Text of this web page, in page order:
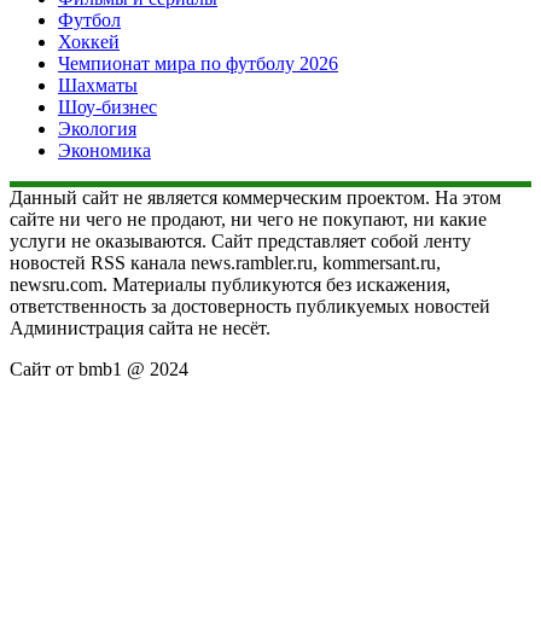
Футбол
Хоккей
Чемпионат мира по футболу 2026
Шахматы
Шоу-бизнес
Экология
Экономика
Данный сайт не является коммерческим проектом. На этом
сайте ни чего не продают, ни чего не покупают, ни какие
услуги не оказываются. Сайт представляет собой ленту
новостей RSS канала news.rambler.ru, kommersant.ru,
newsru.com. Материалы публикуются без искажения,
ответственность за достоверность публикуемых новостей
Администрация сайта не несёт.
Сайт от bmb1 @ 2024